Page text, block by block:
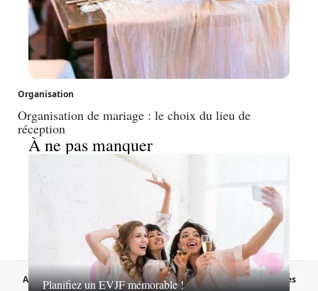
Organisation
Organisation de mariage : le choix du lieu de
réception
À ne pas manquer
Planifiez un EVJF mémorable !
A propos Contact Proposer un article
Mentions légales